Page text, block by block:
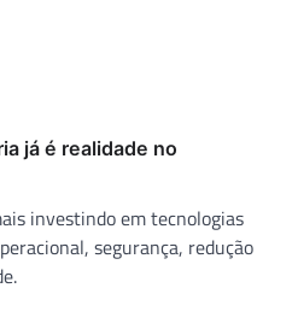
já é realidade no
investindo em tecnologias
segurança, redução